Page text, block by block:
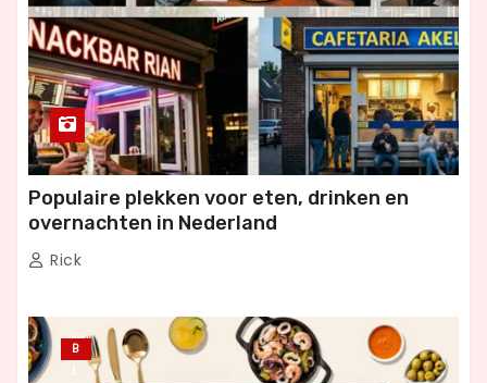
Populaire plekken voor eten, drinken en
overnachten in Nederland
Rick
B
L